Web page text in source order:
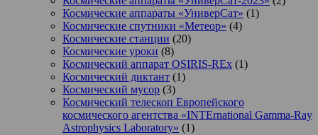
Космические аппараты «УниверСат» (1)
Космические спутники «Метеор» (4)
Космические станции (20)
Космические уроки (8)
Космический аппарат OSIRIS-REx (1)
Космический диктант (1)
Космический мусор (3)
Космический телескоп Европейского
космического агентства «INTErnational Gamma-Ray
Astrophysics Laboratory» (1)